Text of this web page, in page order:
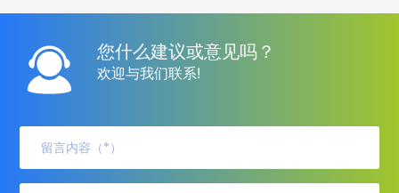
您什么建议或意见吗？
欢迎与我们联系!